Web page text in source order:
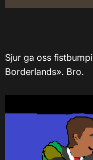
Sjur ga oss
Borderlands». Bro.